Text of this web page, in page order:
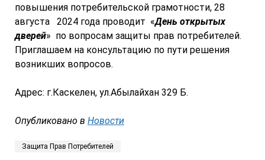
повышения потребительской грамотности, 28
августа 2024 года проводит «День открытых
дверей» по вопросам защиты прав потребителей.
Приглашаем на консультацию по пути решения
возникших вопросов.
Адрес: г.Каскелен, ул.Абылайхан 329 Б.
Опубликовано в Новости
Защита Прав Потребителей